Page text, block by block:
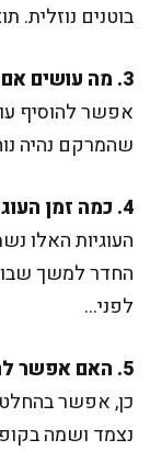
בוטנים נוזלית.
3. מה עושים אם הבצק יוצא יבש מדי?
אפשר להוסיף
שהמרקם נהיה
4. כמה זמן העוגיות נשמרות?
העוגיות האלו
החדר למשך
לפני…
5. האם אפשר להקפיא את העוגיות?
כן, אפשר בהחלט
נצמד ושמה